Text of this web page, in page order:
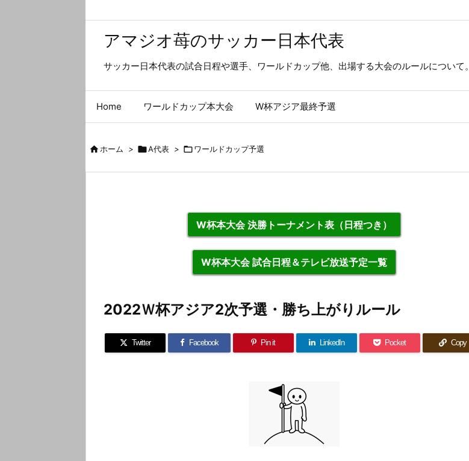
アマジオ苺のサッカー日本代表
サッカー日本代表の試合日程や選手、ワールドカップ他、出場する大会のルールについて。
Home ワールドカップ本大会 W杯アジア最終予選
ホーム > A代表 > ワールドカップ予選
W杯本大会 決勝トーナメント表（日程つき）
W杯本大会 試合日程＆テレビ放送予定一覧
2022Ｗ杯アジア2次予選・勝ち上がりルール
Twitter Facebook Pin it LinkedIn Pocket Copy